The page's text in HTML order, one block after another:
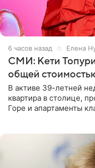
6 часов назад Елена
СМИ: Кети
общей
В активе 39-летней
квартира в столице,
Горе и апартаменты